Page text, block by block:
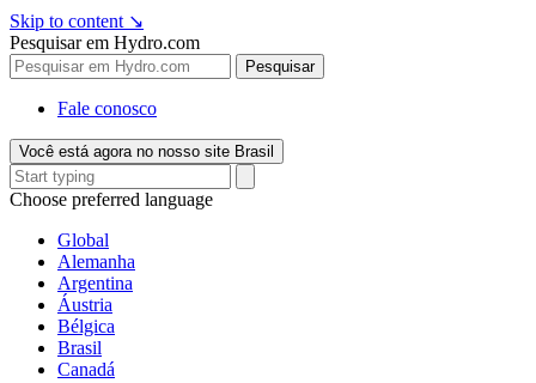
Skip to content ↘
Pesquisar em Hydro.com
Pesquisar
Fale conosco
Você está agora no nosso site Brasil
Choose preferred language
Global
Alemanha
Argentina
Áustria
Bélgica
Brasil
Canadá